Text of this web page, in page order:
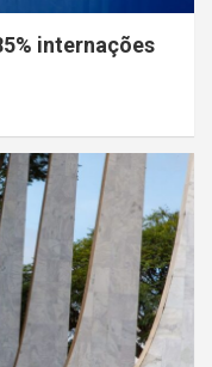
internações